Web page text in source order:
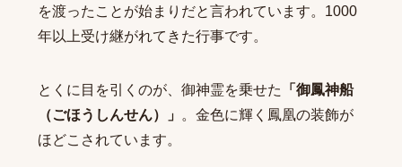
を渡ったことが始まりだと言われています。1000
年以上受け継がれてきた行事です。
とくに目を引くのが、御神霊を乗せた
「御鳳神船
（ごほうしんせん）」 。金色に輝く鳳凰の装飾が
ほどこされています。